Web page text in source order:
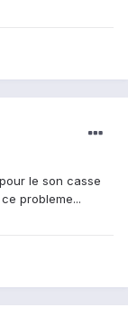
le son casse
probleme...